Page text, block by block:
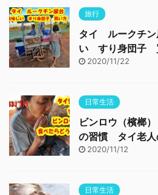
旅行
タイ ルークチ
い すり身団子
2020/11/22
日常生活
ビンロウ（檳榔
の習慣 タイ老人
2020/11/12
日常生活